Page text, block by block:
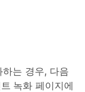
는 경우, 다음
녹화 페이지에